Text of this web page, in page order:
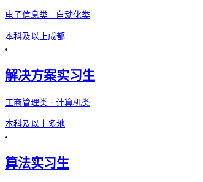
电子信息类 · 自动化类
本科及以上成都
解决方案实习生
工商管理类 · 计算机类
本科及以上多地
算法实习生